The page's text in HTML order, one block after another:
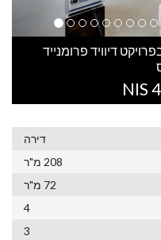
דיוויד פרומנייד
דירה
208 מ"ר
72 מ"ר
4
3